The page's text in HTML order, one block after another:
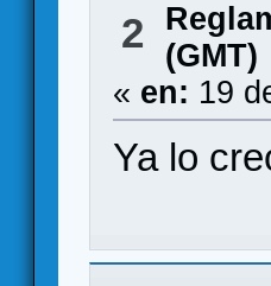
2
(GMT)
« en: 19
Ya lo